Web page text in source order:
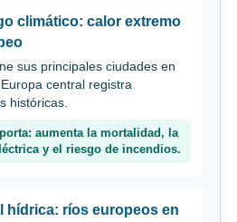
climático: calor extremo
sus principales ciudades en
central registra
históricas.
aumenta la mortalidad, la
y el riesgo de incendios.
hídrica: ríos europeos en